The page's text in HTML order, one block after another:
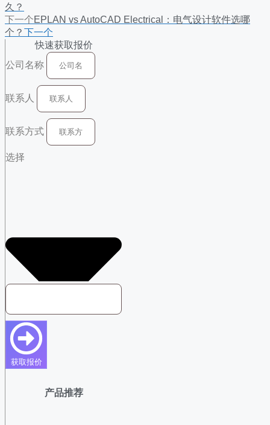
久？
下一个EPLAN vs AutoCAD Electrical：电气设计软件选哪
个？ 下一个
快速获取报价
公司名称
联系人
联系方式
选择
获取报价
产品推荐